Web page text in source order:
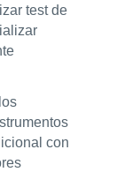
test de
con